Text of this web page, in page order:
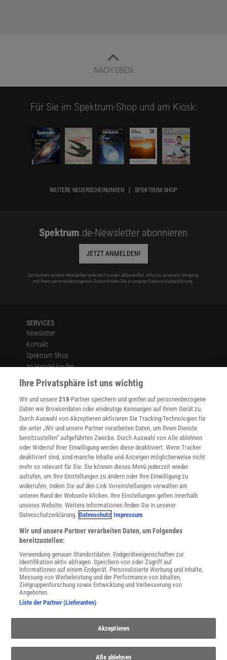
NACH OBEN
Für Sie im Spektrum-Shop und am Kiosk:
WEITERE NEUERSCHEINUNGEN SPEKTRUM SHOP
Spektrum.de-Newsletter abonnieren
JETZT ANMELDEN!
Sie können unsere Newsletter jederzeit wieder abbestellen. Infos zu unserem Umgang
mit Ihren personenbezogenen Daten finden Sie in unserer Datenschutzerklärung
SERVICES
Newsletter
Kontakt
Spektrum Shop
Im Handel kaufen
Presse
Verträge kündigen
Widerruf
INFO
Mediadaten
Datenschutz
Nutzungsbedingungen
Cookie-Einstellungen
Utiq verwalten
Nutzungsbasierte Onlinewerbung
Alle Artikel
Impressum
Angebote für Schulen
Angebote für Institutionen
Sprachen lernen mit Gymglish
Lexika
Für Spektrum schreiben
Zugänglichkeitserklärung
WEBSEITEN
KielSCN
Wissenschaft in die Schulen
SciLogs
Ihre Privatsphäre ist uns wichtig
Wir und unsere218-Partner speichern und greifen auf personenbezogene
Daten wie Browserdaten oder eindeutige Kennungen auf Ihrem Gerät zu.
Durch Auswahl von Akzeptieren aktivieren Sie Tracking-Technologien für
die unter „Wir und unsere Partner verarbeiten Daten, um Ihnen Dienste
bereitzustellen“ aufgeführten Zwecke. Durch Auswahl von Alle ablehnen
oder Widerruf Ihrer Einwilligung werden diese deaktiviert. Wenn Tracker
deaktiviert sind, sind manche Inhalte und Anzeigen möglicherweise nicht
mehr so relevant für Sie. Sie können dieses Menü jederzeit wieder
aufrufen, um Ihre Einstellungen zu ändern oder Ihre Einwilligung zu
widerrufen, indem Sie auf den Link Voreinstellungen verwalten am
unteren Rand der Webseite klicken. Ihre Einstellungen gelten innerhalb
unseres Website. Weitere Informationen finden Sie in unserer
Datenschutzerklärung. Datenschutz Impressum
Wir und unsere Partner verarbeiten Daten, um Folgendes
bereitzustellen:
Verwendung genauer Standortdaten. Endgeräteeigenschaften zur
Identifikation aktiv abfragen. Speichern von oder Zugriff auf
Informationen auf einem Endgerät. Personalisierte Werbung und Inhalte,
Messung von Werbeleistung und der Performance von Inhalten,
Zielgruppenforschung sowie Entwicklung und Verbesserung von
Angeboten.
Liste der Partner (Lieferanten)
Akzeptieren
Alle ablehnen